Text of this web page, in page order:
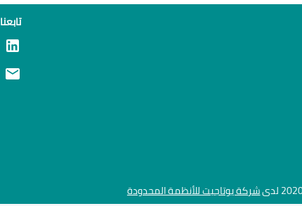
تابعنا
شركة يوتاجيت للأنظمة المحدودة